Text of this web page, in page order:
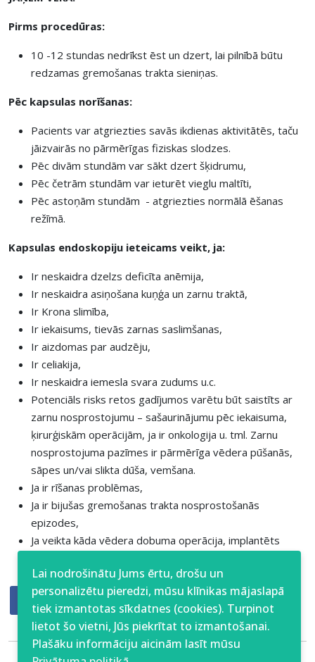
Pirms procedūras:
10 -12 stundas nedrīkst ēst un dzert, lai pilnībā būtu
redzamas gremošanas trakta sieniņas.
Pēc kapsulas norīšanas:
Pacients var atgriezties savās ikdienas aktivitātēs, taču
jāizvairās no pārmērīgas fiziskas slodzes.
Pēc divām stundām var sākt dzert šķidrumu,
Pēc četrām stundām var ieturēt vieglu maltīti,
Pēc astoņām stundām - atgriezties normālā ēšanas
režīmā.
Kapsulas endoskopiju ieteicams veikt, ja:
Ir neskaidra dzelzs deficīta anēmija,
Ir neskaidra asiņošana kuņģa un zarnu traktā,
Ir Krona slimība,
Ir iekaisums, tievās zarnas saslimšanas,
Ir aizdomas par audzēju,
Ir celiakija,
Ir neskaidra iemesla svara zudums u.c.
Potenciāls risks retos gadījumos varētu būt saistīts ar
zarnu nosprostojumu – sašaurinājumu pēc iekaisuma,
ķirurģiskām operācijām, ja ir onkologija u. tml. Zarnu
nosprostojuma pazīmes ir pārmērīga vēdera pūšanās,
sāpes un/vai slikta dūša, vemšana.
Ja ir rīšanas problēmas,
Ja ir bijušas gremošanas trakta nosprostošanās
epizodes,
Ja veikta kāda vēdera dobuma operācija, implantēts
Lai nodrošinātu Jums ērtu, drošu un
personalizētu pieredzi, mūsu klīnikas mājaslapā
tiek izmantotas sīkdatnes (cookies). Turpinot
lietot šo vietni, Jūs piekrītat to izmantošanai.
Plašāku informāciju aicinām lasīt mūsu